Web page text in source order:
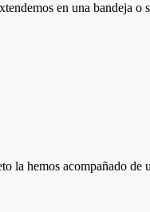
en una
hemos acompañado